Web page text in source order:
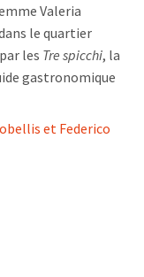
Valeria
le quartier
les Tre spicchi, la
gastronomique
et Federico